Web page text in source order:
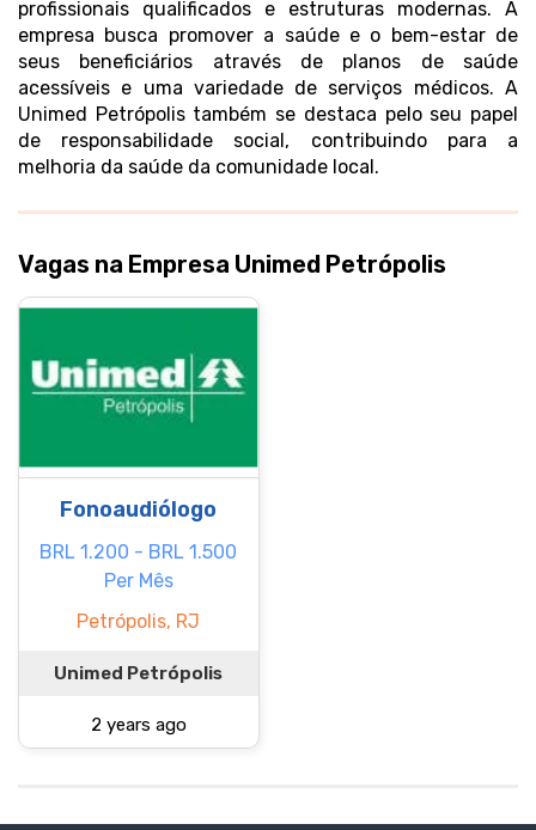
profissionais qualificados e estruturas modernas. A
empresa busca promover a saúde e o bem-estar de
seus beneficiários através de planos de saúde
acessíveis e uma variedade de serviços médicos. A
Unimed Petrópolis também se destaca pelo seu papel
de responsabilidade social, contribuindo para a
melhoria da saúde da comunidade local.
Vagas na Empresa Unimed Petrópolis
Fonoaudiólogo
BRL 1.200 - BRL 1.500
Per Mês
Petrópolis, RJ
Unimed Petrópolis
2 years ago